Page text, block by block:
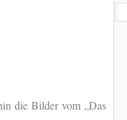
die Bilder vom „Das